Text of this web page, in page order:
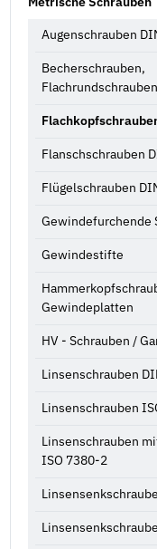
Augenschrauben
Becherschrauben,
Flachrundschrauben
Flanschschrauben
Flügelschrauben
Gewindefurchende
Gewindestifte
Gewindeplatten
HV - Schrauben /
Linsenschrauben
Linsenschrauben
Linsenschrauben
ISO 7380-2